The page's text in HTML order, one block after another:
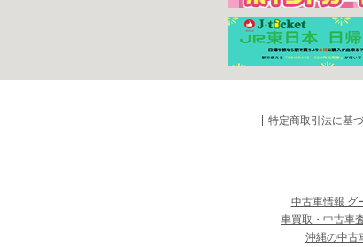
特定商取引法に基
中古車情報 グ
車買取・中古車
沖縄の中古